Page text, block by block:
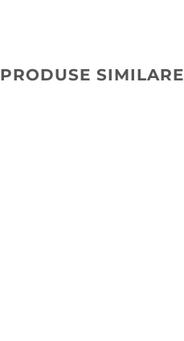
PRODUSE SIMILARE